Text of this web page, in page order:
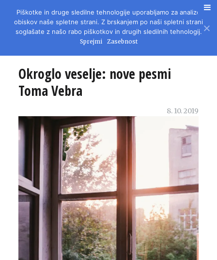
REVIJA ZA LITERATURO, KULTURO IN DRUŽBENA VPRAŠANJA
Okroglo veselje: nove pesmi
Toma Vebra
8. 10. 2019
Piškotke in druge sledilne tehnologije uporabljamo za analizo
obiskov naše spletne strani. Z brskanjem po naši spletni strani
soglašate z našo rabo piškotkov in drugih sledilnih tehnologij.
Sprejmi Zasebnost